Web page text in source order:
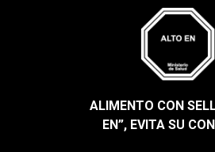
ALIMENTO CON
EN”, EVITA SU